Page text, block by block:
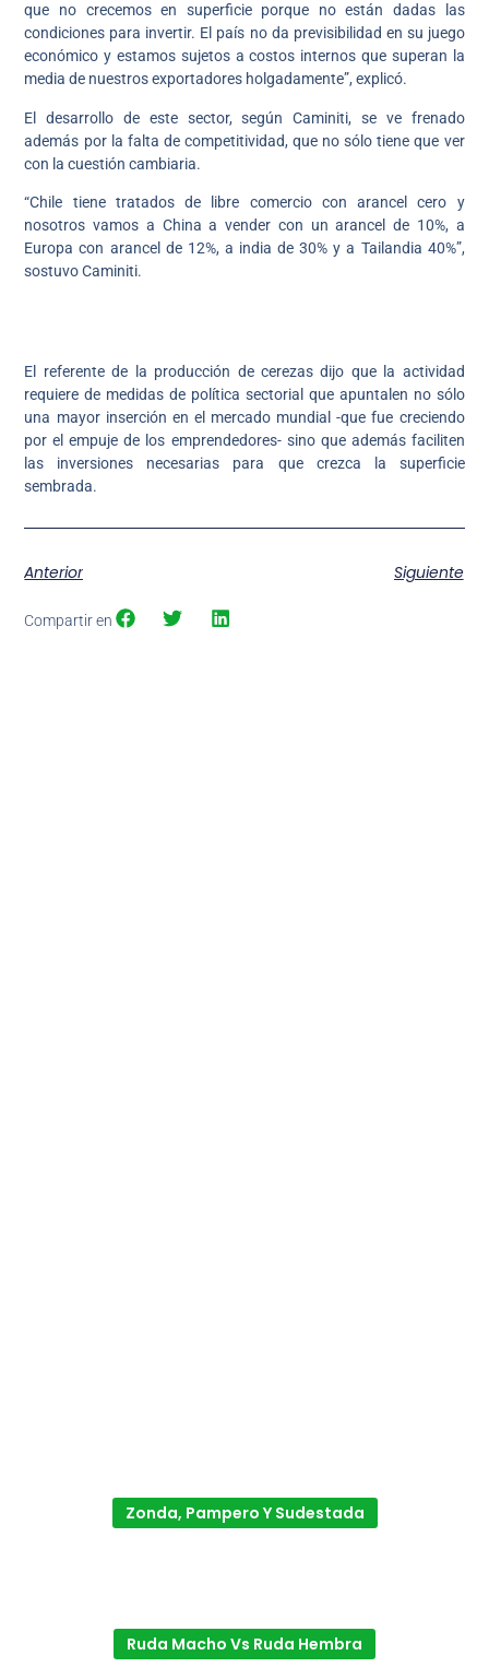
que no crecemos en superficie porque no están dadas las
condiciones para invertir. El país no da previsibilidad en su juego
económico y estamos sujetos a costos internos que superan la
media de nuestros exportadores holgadamente”, explicó.
El desarrollo de este sector, según Caminiti, se ve frenado
además por la falta de competitividad, que no sólo tiene que ver
con la cuestión cambiaria.
“Chile tiene tratados de libre comercio con arancel cero y
nosotros vamos a China a vender con un arancel de 10%, a
Europa con arancel de 12%, a india de 30% y a Tailandia 40%”,
sostuvo Caminiti.
El referente de la producción de cerezas dijo que la actividad
requiere de medidas de política sectorial que apuntalen no sólo
una mayor inserción en el mercado mundial -que fue creciendo
por el empuje de los emprendedores- sino que además faciliten
las inversiones necesarias para que crezca la superficie
sembrada.
Anterior Siguiente
Compartir en
Zonda, Pampero Y Sudestada
Ruda Macho Vs Ruda Hembra